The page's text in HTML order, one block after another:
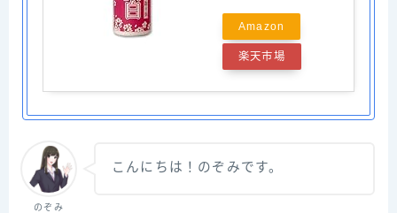
Amazon
楽天市場
のぞみ
こんにちは！のぞみです。